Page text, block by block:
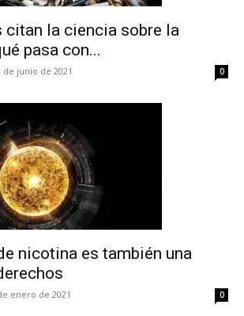
la ciencia sobre la
pasa con...
de junio de 2021 0
nicotina es también una
enero de 2021 0